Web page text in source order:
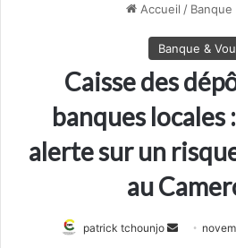
Accueil / Banque
Banque &
Caisse des
banques locales
alerte sur un
au
patrick tchounjo
Envoyer